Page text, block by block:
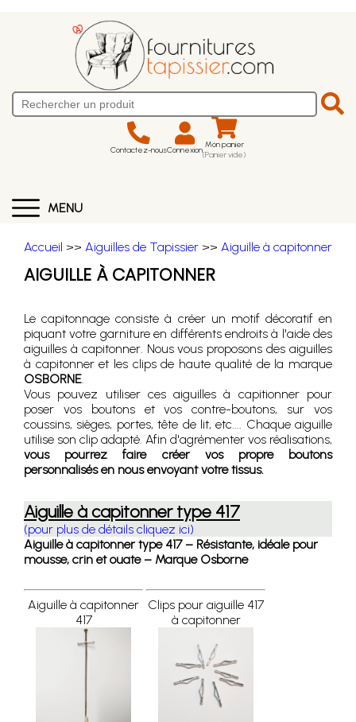
Contactez-nousConnexion Mon panier
(Panier vide)
MENU
Accueil >> Aiguilles de Tapissier >> Aiguille à capitonner
AIGUILLE À CAPITONNER
Le capitonnage consiste à créer un motif décoratif en
piquant votre garniture en différents endroits à l'aide des
aiguilles à capitonner. Nous vous proposons des aiguilles
à capitonner et les clips de haute qualité de la marque
OSBORNE.
Vous pouvez utiliser ces aiguilles à capitionner pour
poser vos boutons et vos contre-boutons, sur vos
coussins, sièges, portes, tête de lit, etc.... Chaque aiguille
utilise son clip adapté. Afin d'agrémenter vos réalisations,
vous pourrez faire créer vos propre boutons
personnalisés en nous envoyant votre tissus.
Aiguille à capitonner type 417
(pour plus de détails cliquez ici)
Aiguille à capitonner type 417 – Résistante, idéale pour
mousse, crin et ouate – Marque Osborne
Aiguille à capitonner
417
Clips pour aiguille 417
à capitonner